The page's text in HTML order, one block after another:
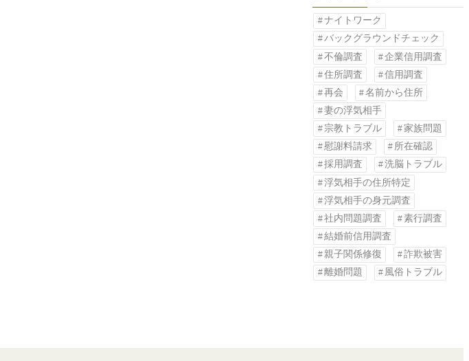
ナイトワーク
バックグラウンドチェック
不倫調査
企業信用調査
住所調査
信用調査
再会
名前から住所
妻の浮気相手
宗教トラブル
家族問題
慰謝料請求
所在確認
採用調査
洗脳トラブル
浮気相手の住所特定
浮気相手の身元調査
社内問題調査
素行調査
結婚前信用調査
親子関係修復
詐欺被害
離婚問題
風俗トラブル